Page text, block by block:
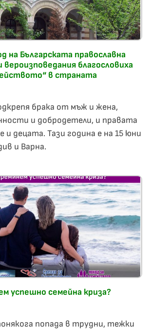
на Българската православна
вероизповедания благословиха
в страната
брака от мъж и жена,
и добродетели, и правата
и децата. Тази година е на 15 юни
и Варна.
успешно семейна криза?
попада в трудни, тежки